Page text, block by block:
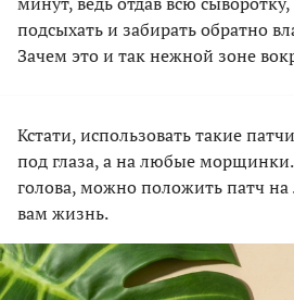
подсыхать и забирать обратно
Зачем это и так нежной зоне
Кстати, использовать такие
под глаза, а на любые морщинки.
голова, можно положить патч на
вам жизнь.